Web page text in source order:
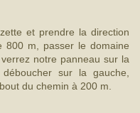
et prendre la direction
800 m, passer le domaine
notre panneau sur la
sur la gauche,
du chemin à 200 m.